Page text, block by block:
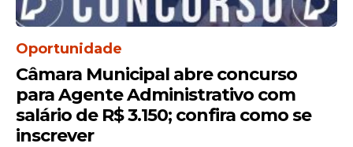
Oportunidade
Câmara Municipal abre concurso
para Agente Administrativo com
salário de R$ 3.150; confira como se
inscrever